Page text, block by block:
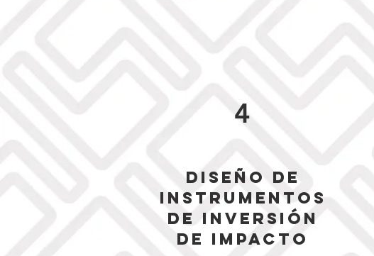
4
Diseño de
instrumentos
de inversión
de impacto